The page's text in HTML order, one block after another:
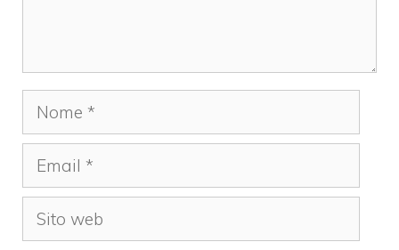
Nome
Email
Sito
web